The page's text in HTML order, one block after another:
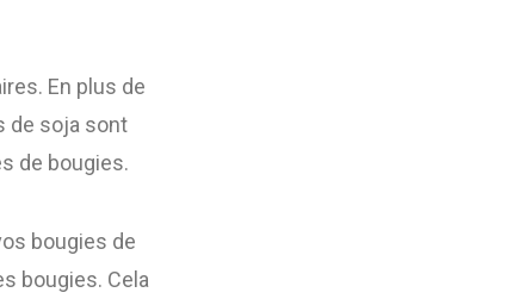
En plus de
de soja sont
de bougies.
bougies de
bougies. Cela